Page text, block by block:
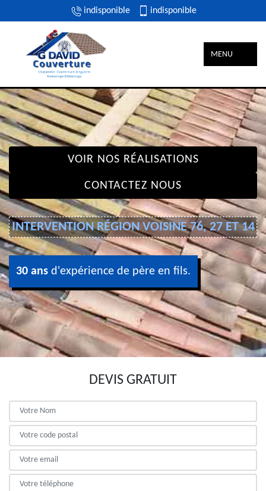
indisponible indisponible
MENU
VOIR NOS RÉALISATIONS
CONTACTEZ NOUS
INTERVENTION RÉGION VOISINE 76, 27 ET 14
30 ans d'expérience de père en fils.
DEVIS GRATUIT